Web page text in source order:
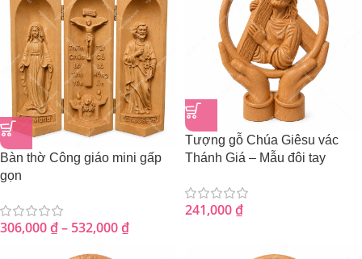
Bàn thờ Công giáo mini gấp
gọn
306,000₫– 532,000₫
Tượng gỗ Chúa Giêsu vác
Thánh Giá – Mẫu đôi tay
241,000₫